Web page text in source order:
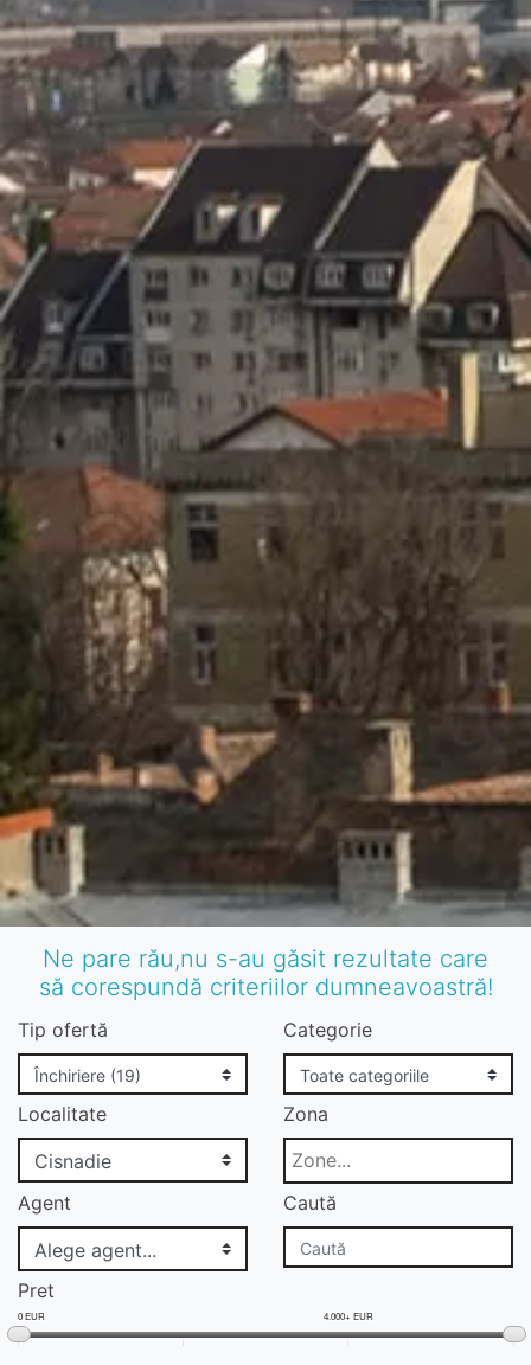
Ne pare rău,nu s-au găsit rezultate care
să corespundă criteriilor dumneavoastră!
Tip ofertă Categorie
Localitate Zona
Agent Caută
Pret
0 EUR 4.000+ EUR